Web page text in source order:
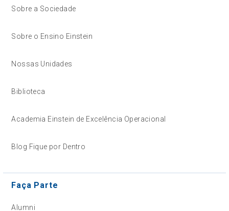
Sobre a Sociedade
Sobre o Ensino Einstein
Nossas Unidades
Biblioteca
Academia Einstein de Excelência Operacional
Blog Fique por Dentro
Faça Parte
Alumni